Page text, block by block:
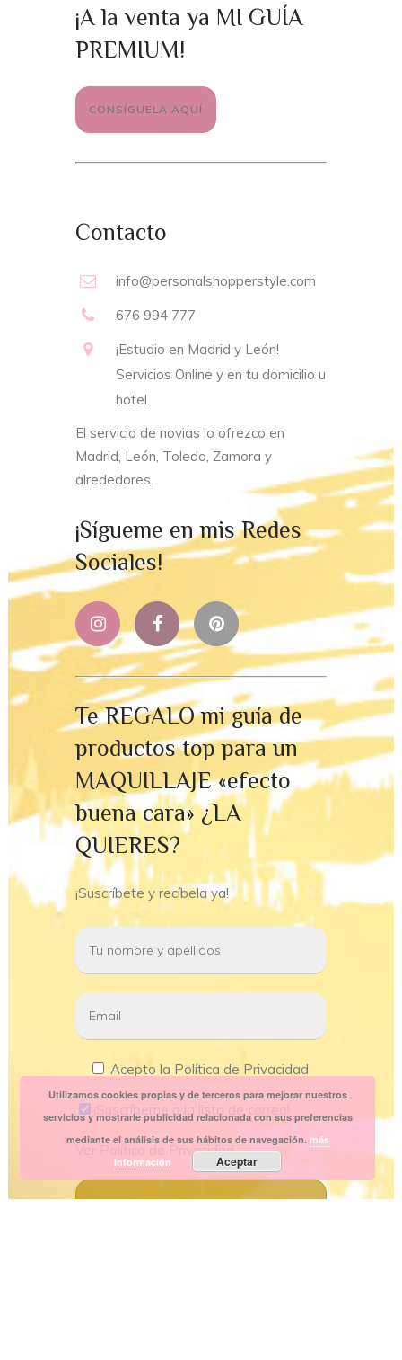
¡A la venta ya MI GUÍA
PREMIUM!
CONSÍGUELA AQUÍ
Contacto
info@personalshopperstyle.com
676 994 777
¡Estudio en Madrid y León!
Servicios Online y en tu domicilio u
hotel.
El servicio de novias lo ofrezco en
Madrid, León, Toledo, Zamora y
alrededores.
¡Sígueme en mis Redes
Sociales!
Te REGALO mi guía de
productos top para un
MAQUILLAJE «efecto
buena cara» ¿LA
QUIERES?
¡Suscríbete y recíbela ya!
Acepto la Política de Privacidad
¡Suscríbeme a la lista de correo!
Política de Privacidad
Utilizamos cookies propias y de terceros para mejorar nuestros
servicios y mostrarle publicidad relacionada con sus preferencias
mediante el análisis de sus hábitos de navegación. más
información
Aceptar